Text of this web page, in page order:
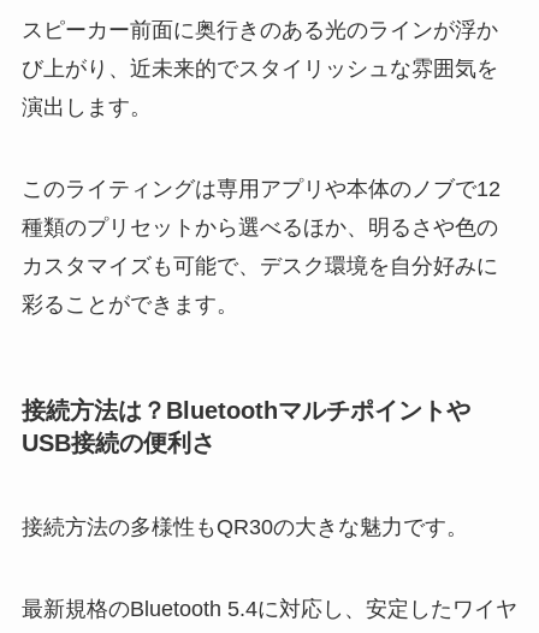
スピーカー前面に奥行きのある光のラインが浮か
び上がり、近未来的でスタイリッシュな雰囲気を
演出します。
このライティングは専用アプリや本体のノブで12
種類のプリセットから選べるほか、明るさや色の
カスタマイズも可能で、デスク環境を自分好みに
彩ることができます。
接続方法は？Bluetoothマルチポイントや
USB接続の便利さ
接続方法の多様性もQR30の大きな魅力です。
最新規格のBluetooth 5.4に対応し、安定したワイヤ